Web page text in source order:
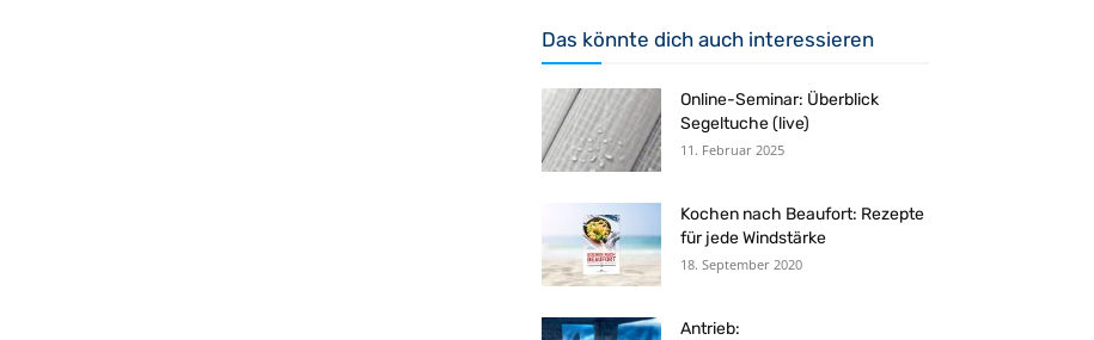
Das könnte dich auch interessieren
Online-Seminar: Überblick
Segeltuche (live)
11. Februar 2025
Kochen nach Beaufort: Rezepte
für jede Windstärke
18. September 2020
Antrieb: